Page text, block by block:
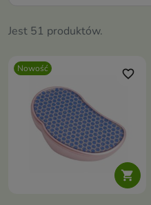
Jest 51 produktów.
Nowość

favorite_border